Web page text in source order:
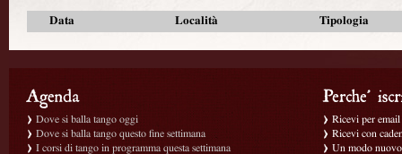
Data Località Tipologia
Dove si balla tango oggi
Dove si balla tango questo fine settimana
I corsi di tango in programma questa settimana
Ricevi per
Ricevi con
Un modo